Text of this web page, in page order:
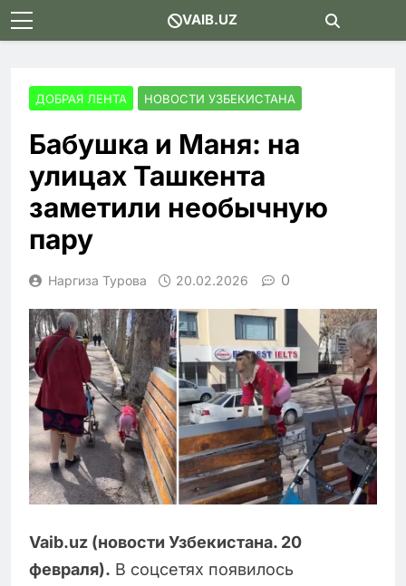
Skip
to
VAIB.UZ
ДОБРАЯ ЛЕНТА НОВОСТИ УЗБЕКИСТАНА
Бабушка и Маня: на
улицах Ташкента
заметили необычную
пару
Наргиза Турова 20.02.2026 0
Vaib.uz (новости Узбекистана. 20
февраля). В соцсетях появилось